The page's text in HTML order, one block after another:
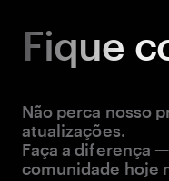
Fique
Não perca nosso
atualizações.
Faça a diferença
comunidade hoje